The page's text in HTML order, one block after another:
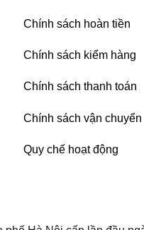
Chính sách hoàn tiền
Chính sách kiểm hàng
Chính sách thanh toán
Chính sách vận chuyển
Quy chế hoạt động